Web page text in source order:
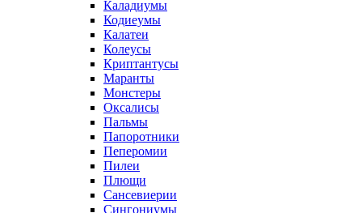
Каладиумы
Кодиеумы
Калатеи
Колеусы
Криптантусы
Маранты
Монстеры
Оксалисы
Пальмы
Папоротники
Пеперомии
Пилеи
Плющи
Сансевиерии
Сингониумы